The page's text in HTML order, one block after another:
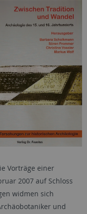
Vorträge einer
2007 auf Schloss
widmen sich
und